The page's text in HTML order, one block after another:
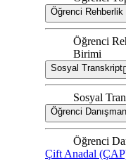
Öğrenci
Öğrenci
Birimi
Sosyal Transkript
Sosyal
Öğrenci
Öğrenci
Çift Anadal